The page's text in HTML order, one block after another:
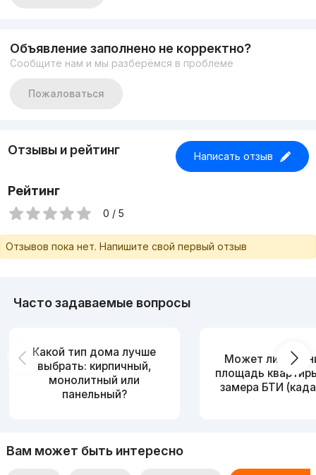
Объявление заполнено не корректно?
Сообщите нам и мы разберёмся в проблеме
Пожаловаться
Отзывы и рейтинг Написать отзыв
Рейтинг
0 / 5
Отзывов пока нет. Напишите свой первый отзыв
Часто задаваемые вопросы
Какой тип дома лучше
выбрать: кирпичный,
монолитный или
панельный?
Может ли
площадь
замера БТИ
Вам может быть интересно